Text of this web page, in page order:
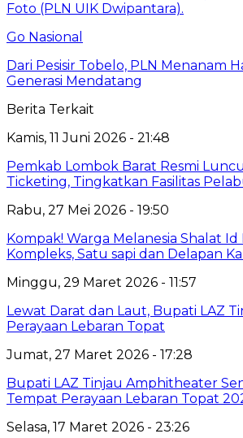
Go Nasional
Dari Pesisir Tobelo, PLN Menanam
Generasi Mendatang
Berita Terkait
Kamis, 11 Juni 2026 - 21:48
Pemkab Lombok Barat Resmi
Ticketing, Tingkatkan Fasilitas
Rabu, 27 Mei 2026 - 19:50
Kompak! Warga Melanesia Shalat Id
Kompleks, Satu sapi dan Delapan
Minggu, 29 Maret 2026 - 11:57
Lewat Darat dan Laut, Bupati LAZ
Perayaan Lebaran Topat
Jumat, 27 Maret 2026 - 17:28
Bupati LAZ Tinjau Amphitheater
Tempat Perayaan Lebaran Topat
Selasa, 17 Maret 2026 - 23:26